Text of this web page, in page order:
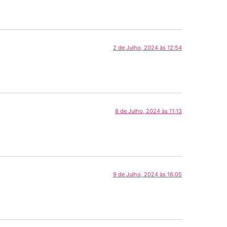
2 de Julho, 2024 às 12:54
8 de Julho, 2024 às 11:13
9 de Julho, 2024 às 16:05